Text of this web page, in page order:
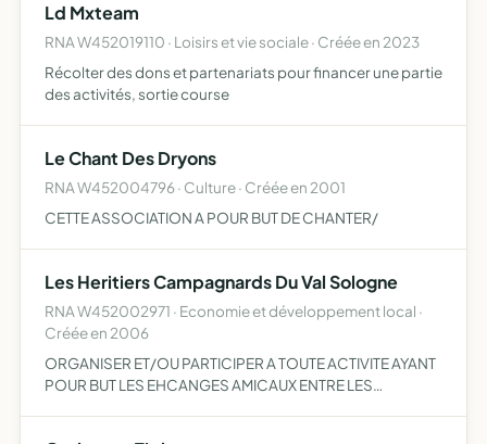
Ld Mxteam
RNA W452019110 · Loisirs et vie sociale · Créée en 2023
Récolter des dons et partenariats pour financer une partie
des activités, sortie course
Le Chant Des Dryons
RNA W452004796 · Culture · Créée en 2001
CETTE ASSOCIATION A POUR BUT DE CHANTER/
Les Heritiers Campagnards Du Val Sologne
RNA W452002971 · Economie et développement local ·
Créée en 2006
ORGANISER ET/OU PARTICIPER A TOUTE ACTIVITE AYANT
POUR BUT LES EHCANGES AMICAUX ENTRE LES